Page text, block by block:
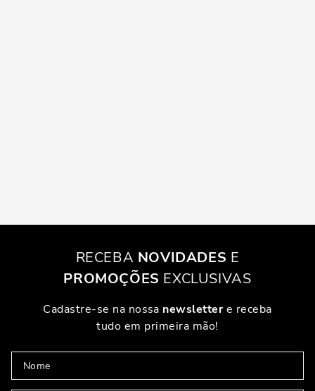
RECEBA NOVIDADES E
PROMOÇÕES EXCLUSIVAS
Cadastre-se na nossa newslettere receba
tudo em primeira mão!